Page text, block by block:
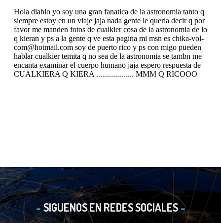
SIGUENOS EN REDES SOCIALES